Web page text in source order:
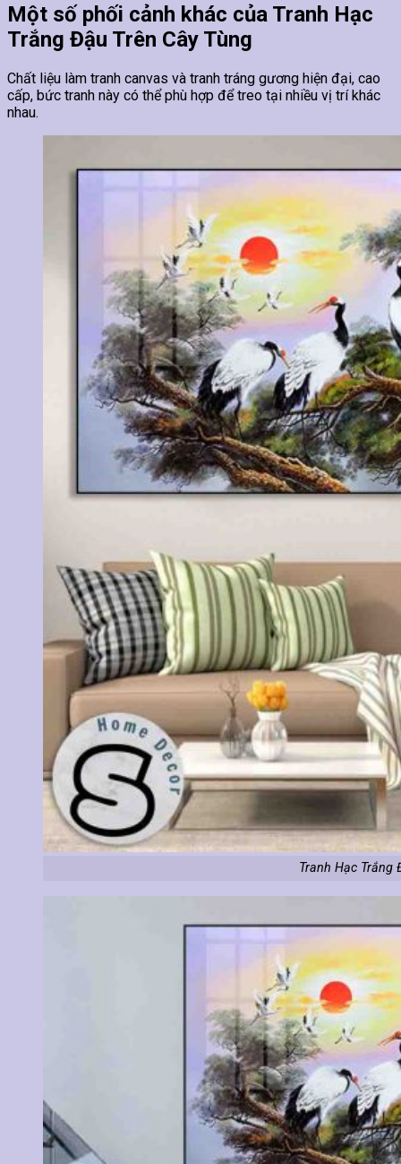
Một số phối cảnh khác của Tranh Hạc
Trắng Đậu Trên Cây Tùng
Chất liệu làm tranh canvas và tranh tráng gương hiện đại, cao
cấp, bức tranh này có thể phù hợp để treo tại nhiều vị trí khác
nhau.
Tranh Hạc Trắng